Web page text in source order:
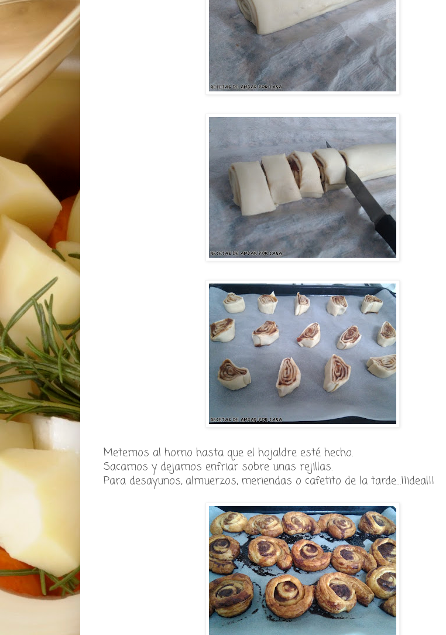
Metemos al horno hasta que el hojaldre esté hecho.
Sacamos y dejamos enfriar sobre unas rejillas.
Para desayunos, almuerzos, meriendas o cafetito de la tarde…¡¡ideal!!